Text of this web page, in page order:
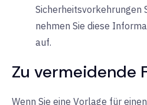
Sicherheitsvorkehrungen
nehmen Sie diese
auf.
Zu vermeidende
Wenn Sie eine Vorlage für